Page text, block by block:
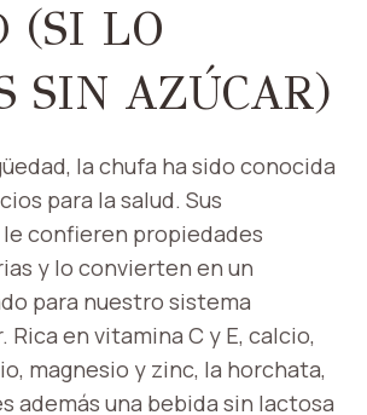
(SI LO
SIN AZÚCAR)
la chufa ha sido conocida
para la salud. Sus
confieren propiedades
y lo convierten en un
para nuestro sistema
Rica en vitamina C y E, calcio,
magnesio y zinc, la horchata,
además una bebida sin lactosa